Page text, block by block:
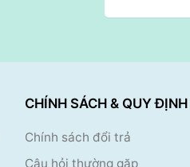
CHÍNH SÁCH & QUY ĐỊNH
Chính sách đổi trả
Câu hỏi thường gặp